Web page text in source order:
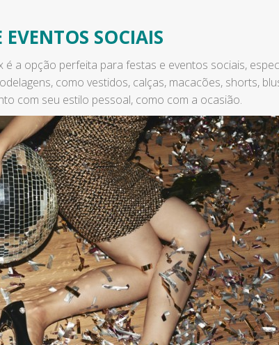
SOCIAIS
a opção perfeita para festas e eventos sociais,
como vestidos, calças, macacões, shorts,
com seu estilo pessoal, como com a ocasião.